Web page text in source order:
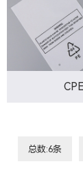
总数:6条